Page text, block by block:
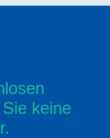
keine